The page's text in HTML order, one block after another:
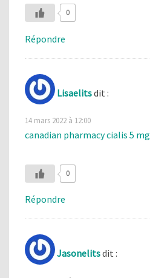
0
Répondre
Lisaelitsdit :
14 mars 2022 à 12:00
canadian pharmacy cialis 5 mg
0
Répondre
Jasonelitsdit :